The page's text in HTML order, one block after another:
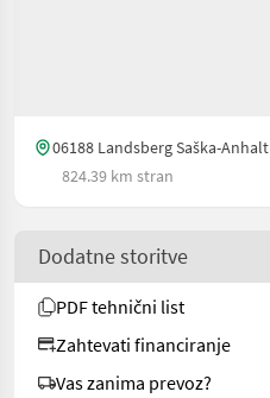
06188 Landsberg Saška-Anhalt
824.39 km stran
Dodatne storitve
PDF tehnični list
Zahtevati financiranje
Vas zanima prevoz?